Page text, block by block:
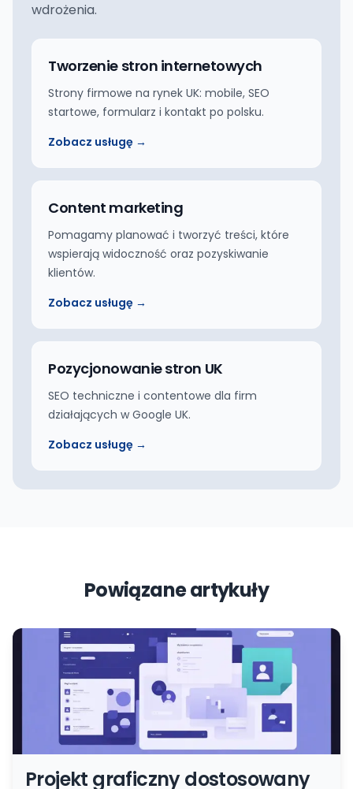
wdrożenia.
Tworzenie stron internetowych
Strony firmowe na rynek UK: mobile, SEO
startowe, formularz i kontakt po polsku.
Zobacz usługę →
Content marketing
Pomagamy planować i tworzyć treści, które
wspierają widoczność oraz pozyskiwanie
klientów.
Zobacz usługę →
Pozycjonowanie stron UK
SEO techniczne i contentowe dla firm
działających w Google UK.
Zobacz usługę →
Powiązane artykuły
Projekt graficzny dostosowany